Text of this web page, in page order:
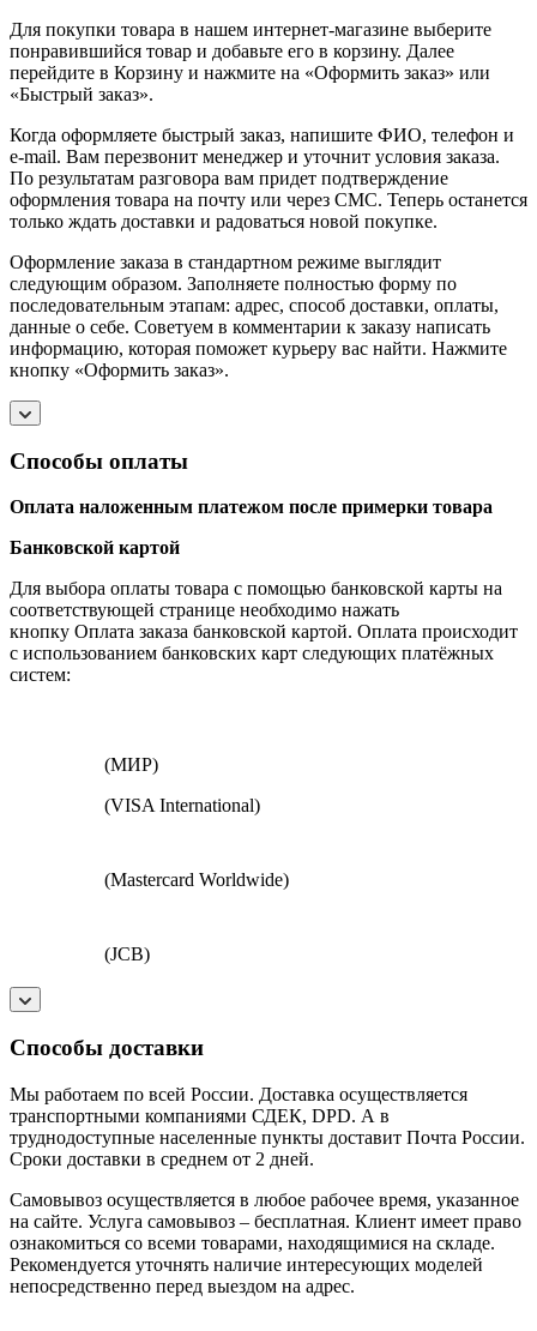
Для покупки товара в нашем интернет-магазине выберите
понравившийся товар и добавьте его в корзину. Далее
перейдите в Корзину и нажмите на «Оформить заказ» или
«Быстрый заказ».
Когда оформляете быстрый заказ, напишите ФИО, телефон и
e-mail. Вам перезвонит менеджер и уточнит условия заказа.
По результатам разговора вам придет подтверждение
оформления товара на почту или через СМС. Теперь останется
только ждать доставки и радоваться новой покупке.
Оформление заказа в стандартном режиме выглядит
следующим образом. Заполняете полностью форму по
последовательным этапам: адрес, способ доставки, оплаты,
данные о себе. Советуем в комментарии к заказу написать
информацию, которая поможет курьеру вас найти. Нажмите
кнопку «Оформить заказ».
Способы оплаты
Оплата наложенным платежом после примерки товара
Банковской картой
Для выбора оплаты товара с помощью банковской карты на
соответствующей странице необходимо нажать
кнопку Оплата заказа банковской картой. Оплата происходит
с использованием банковских карт следующих платёжных
систем:
(МИР)
(VISA International)
(Mastercard Worldwide)
(JCB)
Способы доставки
Мы работаем по всей России. Доставка осуществляется
транспортными компаниями СДЕК, DPD. А в
труднодоступные населенные пункты доставит Почта России.
Сроки доставки в среднем от 2 дней.
Самовывоз осуществляется в любое рабочее время, указанное
на сайте. Услуга самовывоз – бесплатная. Клиент имеет право
ознакомиться со всеми товарами, находящимися на складе.
Рекомендуется уточнять наличие интересующих моделей
непосредственно перед выездом на адрес.